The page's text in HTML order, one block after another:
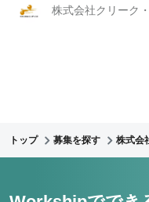
株式会社クリーク
トップ 募集を探す 株式会